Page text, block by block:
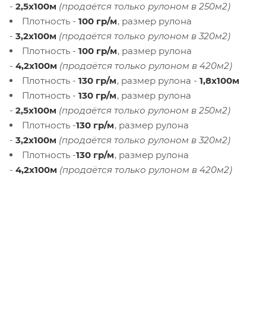
- 2,5х100м (продаётся только рулоном в 250м2)
Плотность - 100 гр/м, размер рулона
- 3,2х100м (продаётся только рулоном в 320м2)
Плотность - 100 гр/м, размер рулона
- 4,2х100м (продаётся только рулоном в 420м2)
Плотность - 130 гр/м, размер рулона - 1,8х100м
Плотность - 130 гр/м, размер рулона
- 2,5х100м (продаётся только рулоном в 250м2)
Плотность -130 гр/м, размер рулона
- 3,2х100м (продаётся только рулоном в 320м2)
Плотность -130 гр/м, размер рулона
- 4,2х100м (продаётся только рулоном в 420м2)